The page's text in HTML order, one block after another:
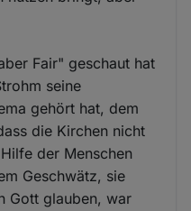
Fair" geschaut hat
seine
gehört hat, dem
die Kirchen nicht
der Menschen
Geschwätz, sie
Gott glauben, war